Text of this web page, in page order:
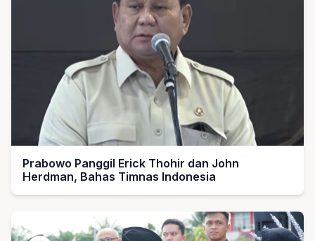
Prabowo Panggil Erick Thohir dan John
Herdman, Bahas Timnas Indonesia